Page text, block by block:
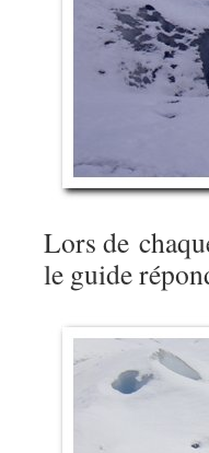
Lors de
le guide